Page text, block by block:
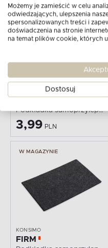
W MAGAZYNIE
FIRM
Podkładka samoprzylepna
3,99 PLN
W MAGAZYNIE
KONSIMO
FIRM
Możemy je zamieścić w celu
odwiedzających, ulepszenia
spersonalizowanych treści i
doświadczenia na stronie
na temat plików cookie, których
Dostosuj